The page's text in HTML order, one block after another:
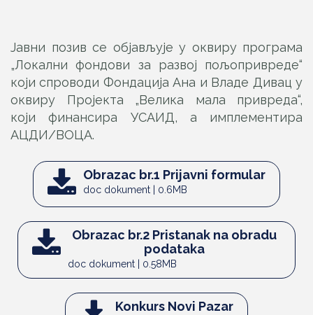
Јавни позив се објављује у оквиру програма
„Локални фондови за развој пољопривреде“
који спроводи Фондација Ана и Владе Дивац у
оквиру Пројекта „Велика мала привреда“,
који финансира УСАИД, а имплементира
АЦДИ/ВОЦА.
Obrazac br.1 Prijavni formular
doc dokument | 0.6MB
Obrazac br.2 Pristanak na obradu
podataka
doc dokument | 0.58MB
Konkurs Novi Pazar